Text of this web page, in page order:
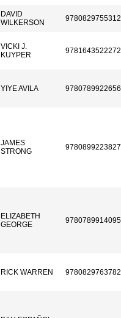
DAVID
WILKERSON
9780829755312
VICKI J.
KUYPER
9781643522272
YIYE AVILA 9780789922656
JAMES
STRONG
9780899223827
ELIZABETH
GEORGE
9780789914095
RICK WARREN 9780829763782